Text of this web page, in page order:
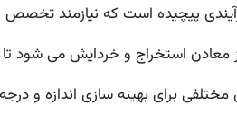
پیچیده است که نیازمند
معادن استخراج و خردایش می شود
برای بهینه سازی اندازه و